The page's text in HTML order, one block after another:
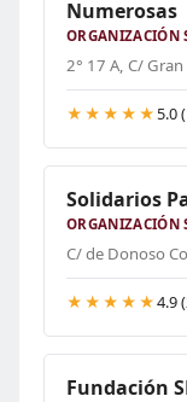
Numerosas
ORGANIZACIÓN
2° 17 A, C/
★★★★★ 5.0
Solidarios
ORGANIZACIÓN
C/ de Donoso
★★★★★4.9
Fundación